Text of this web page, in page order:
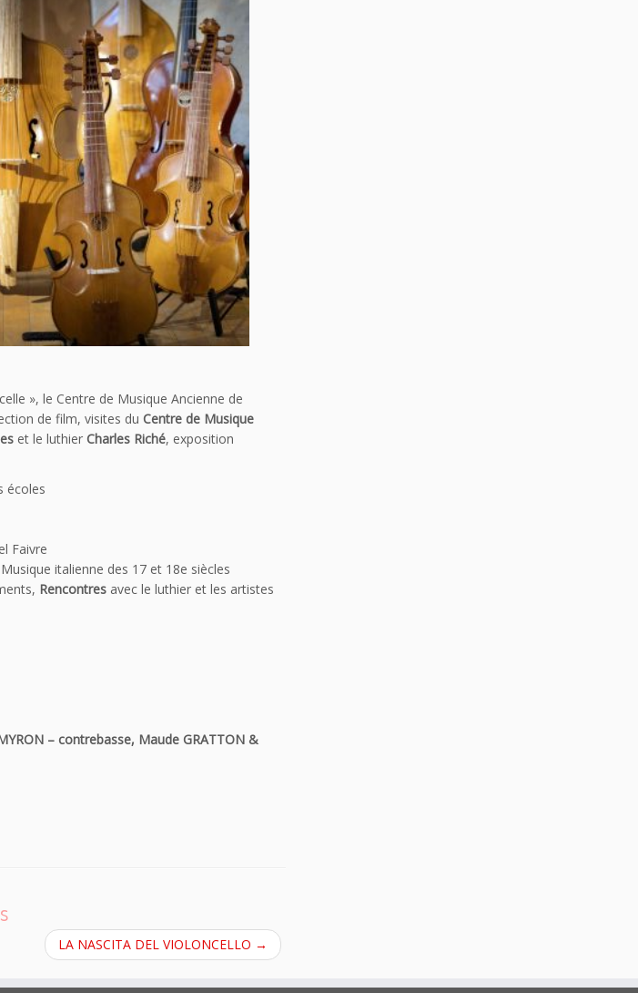
», le Centre de Musique Ancienne de
de film, visites du Centre de Musique
et le luthier Charles Riché, exposition
écoles
Faivre
italienne des 17 et 18e siècles
Rencontres avec le luthier et les artistes
– contrebasse, Maude GRATTON &
LA NASCITA DEL VIOLONCELLO →